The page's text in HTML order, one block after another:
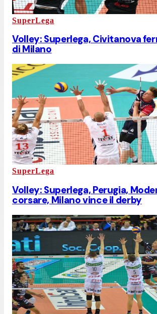
SuperLega
Volley: Superlega, Civitanova
di Milano
SuperLega
Volley: Superlega, Perugia,
corsare, Milano vince il derby